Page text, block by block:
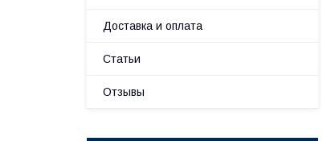
Доставка и оплата
Статьи
Отзывы